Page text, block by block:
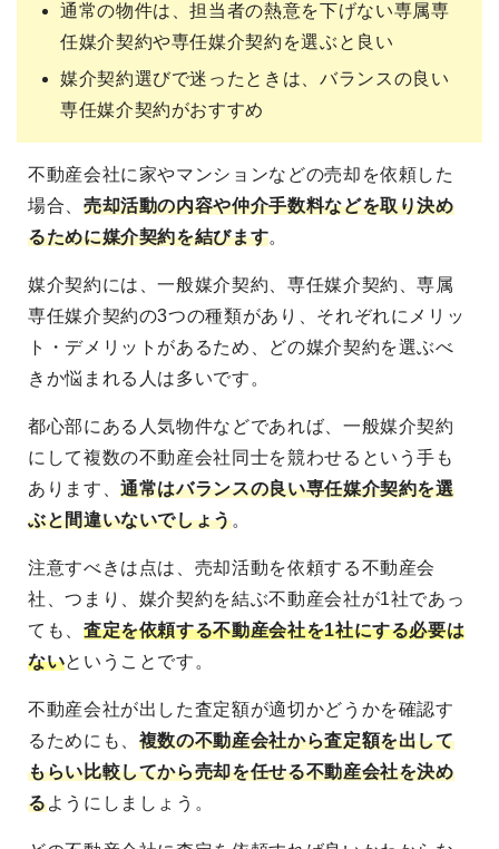
通常の物件は、担当者の熱意を下げない専属専
任媒介契約や専任媒介契約を選ぶと良い
媒介契約選びで迷ったときは、バランスの良い
専任媒介契約がおすすめ
不動産会社に家やマンションなどの売却を依頼した
場合、 売却活動の内容や仲介手数料などを取り決め
るために媒介契約を結びます。
媒介契約には、一般媒介契約、専任媒介契約、専属
専任媒介契約の3つの種類があり、それぞれにメリッ
ト・デメリットがあるため、どの媒介契約を選ぶべ
きか悩まれる人は多いです。
都心部にある人気物件などであれば、一般媒介契約
にして複数の不動産会社同士を競わせるという手も
あります、通常はバランスの良い専任媒介契約を選
ぶと間違いないでしょう。
注意すべきは点は、売却活動を依頼する不動産会
社、つまり、媒介契約を結ぶ不動産会社が1社であっ
ても、 査定を依頼する不動産会社を1社にする必要は
ないということです。
不動産会社が出した査定額が適切かどうかを確認す
るためにも、 複数の不動産会社から査定額を出して
もらい比較してから売却を任せる不動産会社を決め
るようにしましょう。